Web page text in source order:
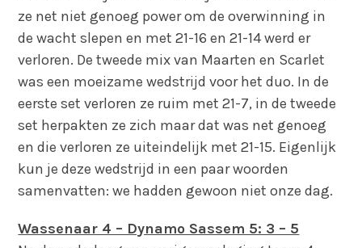
ze net niet genoeg power om de overwinning in
de wacht slepen en met 21-16 en 21-14 werd er
verloren. De tweede mix van Maarten en Scarlet
was een moeizame wedstrijd voor het duo. In de
eerste set verloren ze ruim met 21-7, in de tweede
set herpakten ze zich maar dat was net genoeg
en die verloren ze uiteindelijk met 21-15. Eigenlijk
kun je deze wedstrijd in een paar woorden
samenvatten: we hadden gewoon niet onze dag.
Wassenaar 4 – Dynamo Sassem 5: 3 – 5